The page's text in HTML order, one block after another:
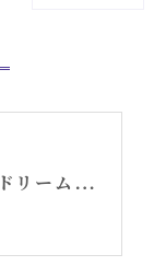
新メニュー・ドリームデコードセッションお知らせ